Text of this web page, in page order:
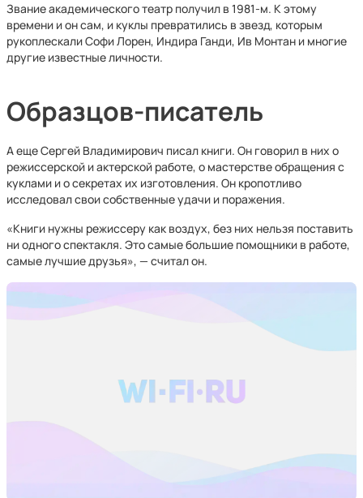
Звание академического театр получил в 1981-м. К этому
времени и он сам, и куклы превратились в звезд, которым
рукоплескали Софи Лорен, Индира Ганди, Ив Монтан и многие
другие известные личности.
Образцов-писатель
А еще Сергей Владимирович писал книги. Он говорил в них о
режиссерской и актерской работе, о мастерстве обращения с
куклами и о секретах их изготовления. Он кропотливо
исследовал свои собственные удачи и поражения.
«Книги нужны режиссеру как воздух, без них нельзя поставить
ни одного спектакля. Это самые большие помощники в работе,
самые лучшие друзья», — считал он.